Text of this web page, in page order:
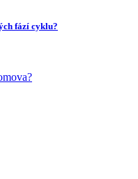
fází cyklu?